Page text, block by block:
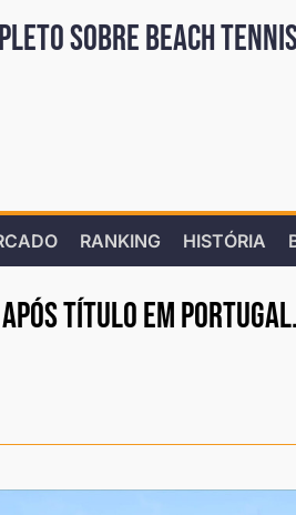
sobre Beach
RANKING HISTÓRIA
título em